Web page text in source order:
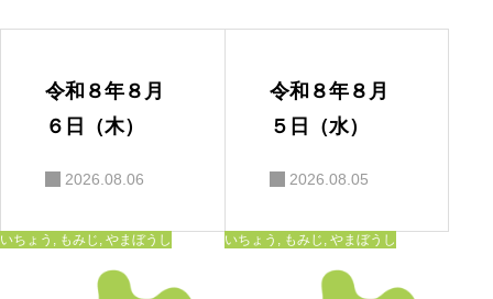
令和８年８月
６日（木）
2026.08.06
令和８年８月
５日（水）
2026.08.05
いちょう , もみじ , やまぼうし いちょう , もみじ , やまぼうし